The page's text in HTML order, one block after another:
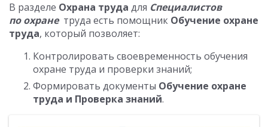
В разделе Охрана труда для Специалистов
по охране труда есть помощник Обучение охране
труда, который позволяет:
Контролировать своевременность обучения
охране труда и проверки знаний;
Формировать документы Обучение охране
труда и Проверка знаний.